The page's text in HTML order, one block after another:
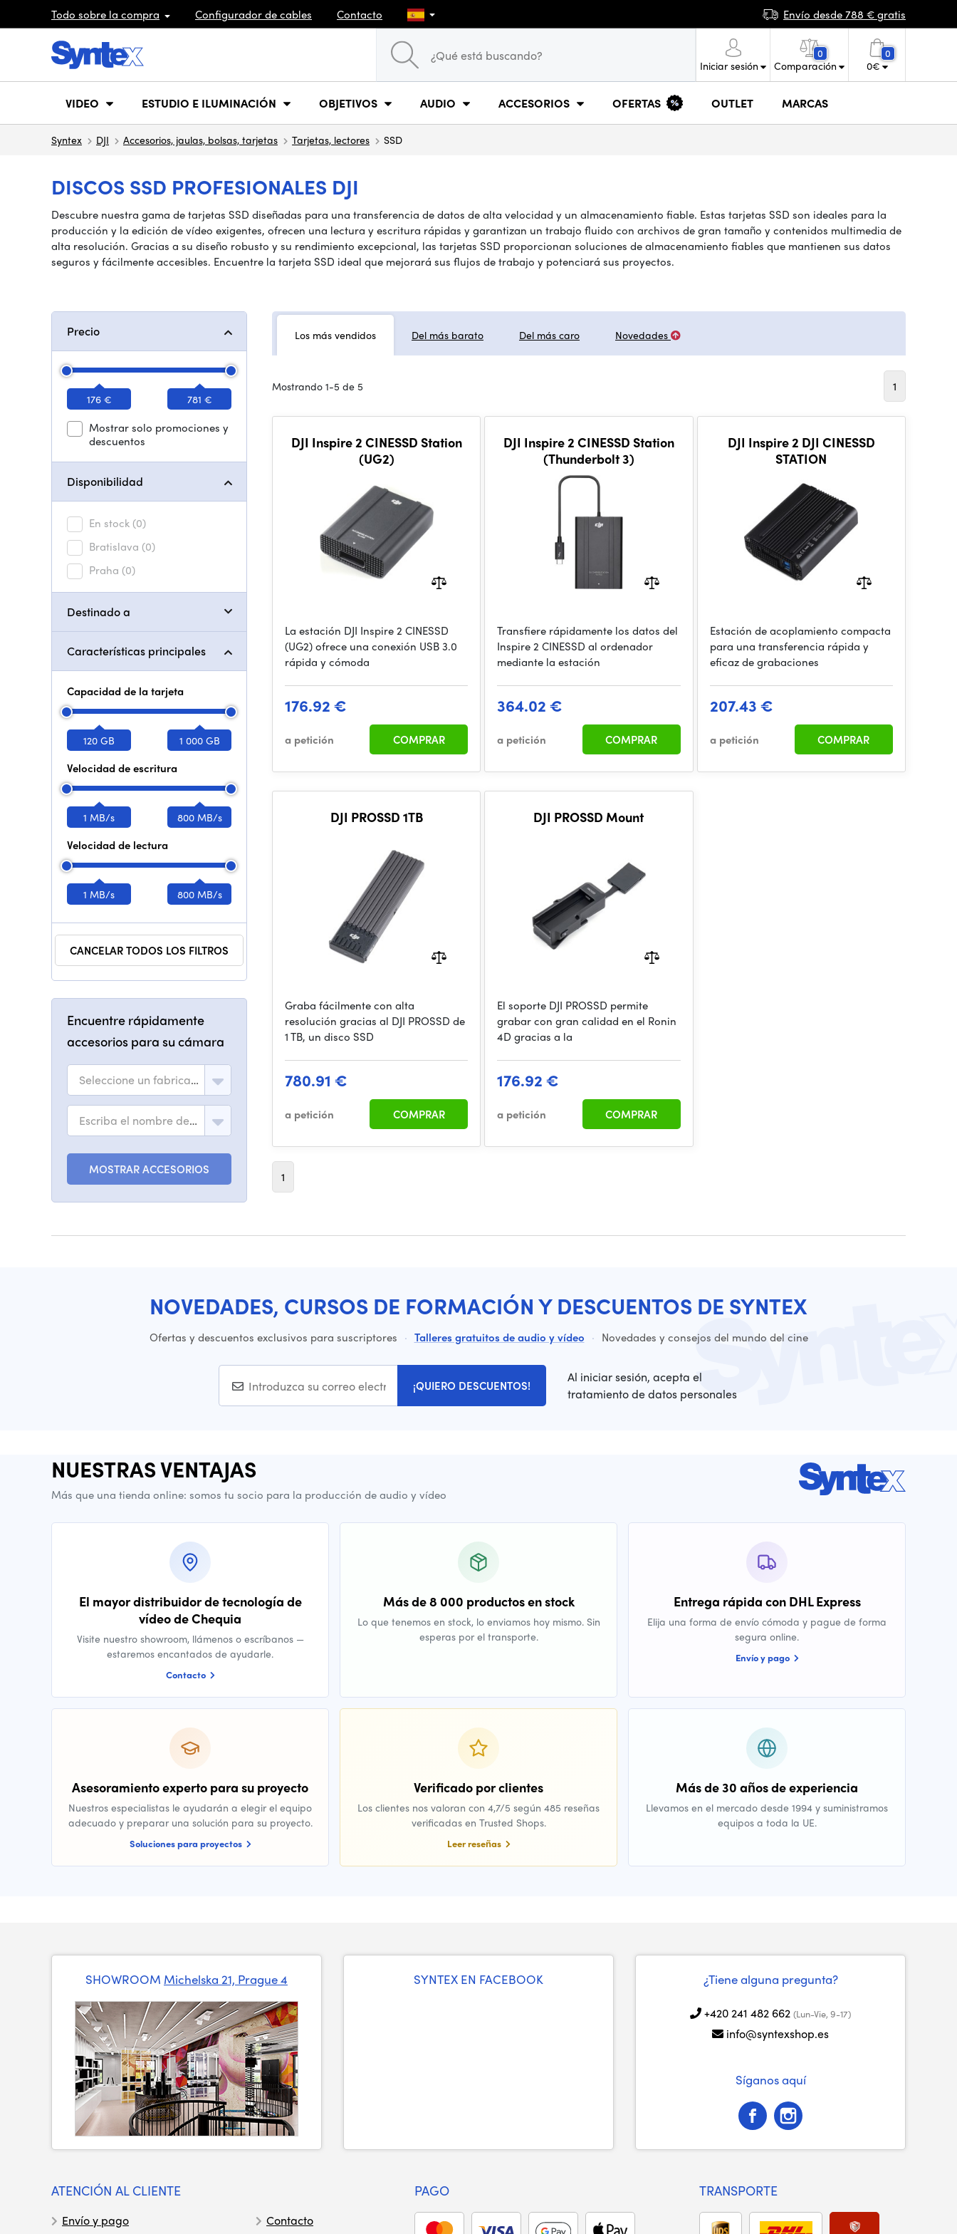
Todo sobre la compra Configurador de cables Contacto Envío desde 788 € gratis
Iniciar sesión
0
Comparación
0
0€
VIDEO ESTUDIO E ILUMINACIÓN OBJETIVOS AUDIO ACCESORIOS OFERTAS OUTLET MARCAS
Syntex DJI Accesorios, jaulas, bolsas, tarjetas Tarjetas, lectores SSD
DISCOS SSD PROFESIONALES DJI
Descubre nuestra gama de tarjetas SSD diseñadas para una transferencia de datos de alta velocidad y un almacenamiento fiable. Estas tarjetas SSD son ideales para la
producción y la edición de vídeo exigentes, ofrecen una lectura y escritura rápidas y garantizan un trabajo fluido con archivos de gran tamaño y contenidos multimedia de
alta resolución. Gracias a su diseño robusto y su rendimiento excepcional, las tarjetas SSD proporcionan soluciones de almacenamiento fiables que mantienen sus datos
seguros y fácilmente accesibles. Encuentre la tarjeta SSD ideal que mejorará sus flujos de trabajo y potenciará sus proyectos.
Precio
176 € 781 €
Mostrar solo promociones y
descuentos
Disponibilidad
En stock (0)
Bratislava (0)
Praha (0)
Destinado a
Características principales
Capacidad de la tarjeta
120 GB 1 000 GB
Velocidad de escritura
1 MB/s 800 MB/s
Velocidad de lectura
1 MB/s 800 MB/s
CANCELAR TODOS LOS FILTROS
Encuentre rápidamente
accesorios para su cámara
Seleccione un fabricante
Escriba el nombre del modelo
MOSTRAR ACCESORIOS
Los más vendidos Del más barato Del más caro Novedades
Mostrando 1-5 de 5 1
DJI Inspire 2 CINESSD Station
(UG2)
La estación DJI Inspire 2 CINESSD
(UG2) ofrece una conexión USB 3.0
rápida y cómoda
176.92 €
a petición COMPRAR
DJI Inspire 2 CINESSD Station
(Thunderbolt 3)
Transfiere rápidamente los datos del
Inspire 2 CINESSD al ordenador
mediante la estación
364.02 €
a petición COMPRAR
DJI Inspire 2 DJI CINESSD
STATION
Estación de acoplamiento compacta
para una transferencia rápida y
eficaz de grabaciones
207.43 €
a petición COMPRAR
DJI PROSSD 1TB
Graba fácilmente con alta
resolución gracias al DJI PROSSD de
1 TB, un disco SSD
780.91 €
a petición COMPRAR
DJI PROSSD Mount
El soporte DJI PROSSD permite
grabar con gran calidad en el Ronin
4D gracias a la
176.92 €
a petición COMPRAR
1
NOVEDADES, CURSOS DE FORMACIÓN Y DESCUENTOS DE SYNTEX
Ofertas y descuentos exclusivos para suscriptores · Talleres gratuitos de audio y vídeo · Novedades y consejos del mundo del cine
¡QUIERO DESCUENTOS!
Al iniciar sesión, acepta el
tratamiento de datos personales
NUESTRAS VENTAJAS
Más que una tienda online: somos tu socio para la producción de audio y vídeo
El mayor distribuidor de tecnología de
vídeo de Chequia
Visite nuestro showroom, llámenos o escríbanos —
estaremos encantados de ayudarle.
Contacto
Más de 8 000 productos en stock
Lo que tenemos en stock, lo enviamos hoy mismo. Sin
esperas por el transporte.
Entrega rápida con DHL Express
Elija una forma de envío cómoda y pague de forma
segura online.
Envío y pago
Asesoramiento experto para su proyecto
Nuestros especialistas le ayudarán a elegir el equipo
adecuado y preparar una solución para su proyecto.
Soluciones para proyectos
Verificado por clientes
Los clientes nos valoran con 4,7/5 según 485 reseñas
verificadas en Trusted Shops.
Leer reseñas
Más de 30 años de experiencia
Llevamos en el mercado desde 1994 y suministramos
equipos a toda la UE.
SHOWROOM Michelska 21, Prague 4 SYNTEX EN FACEBOOK ¿Tiene alguna pregunta?
+420 241 482 662 (Lun-Vie, 9-17)
info@syntexshop.es
Síganos aquí
ATENCIÓN AL CLIENTE
Envío y pago Contacto
PAGO TRANSPORTE